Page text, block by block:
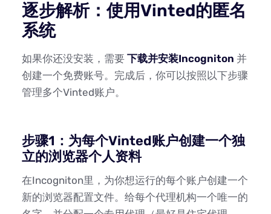
逐步解析：使用Vinted的匿名
系统
如果你还没安装，需要 下载并安装Incogniton 并
创建一个免费账号。完成后，你可以按照以下步骤
管理多个Vinted账户。
步骤1：为每个Vinted账户创建一个独
立的浏览器个人资料
在Incogniton里，为你想运行的每个账户创建一个
新的浏览器配置文件。给每个代理机构一个唯一的